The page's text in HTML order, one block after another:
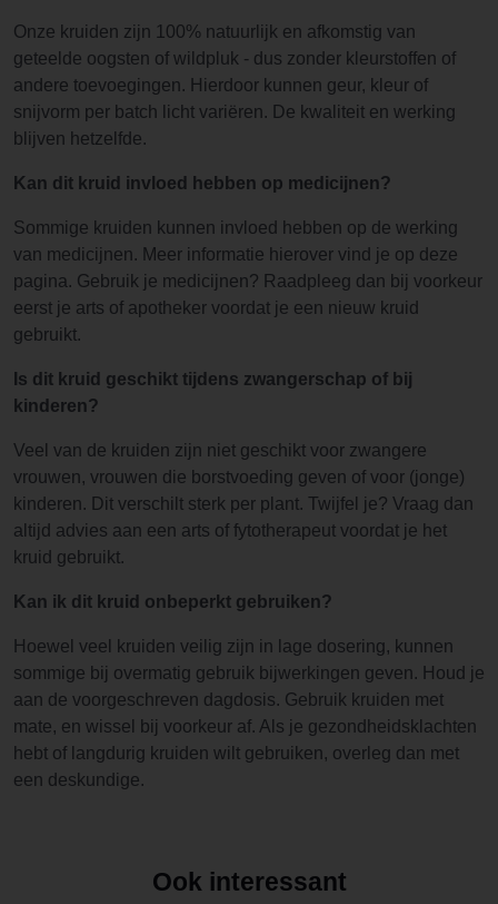
Onze kruiden zijn 100% natuurlijk en afkomstig van
geteelde oogsten of wildpluk - dus zonder kleurstoffen of
andere toevoegingen. Hierdoor kunnen geur, kleur of
snijvorm per batch licht variëren. De kwaliteit en werking
blijven hetzelfde.
Kan dit kruid invloed hebben op medicijnen?
Sommige kruiden kunnen invloed hebben op de werking
van medicijnen. Meer informatie hierover vind je op deze
pagina. Gebruik je medicijnen? Raadpleeg dan bij voorkeur
eerst je arts of apotheker voordat je een nieuw kruid
gebruikt.
Is dit kruid geschikt tijdens zwangerschap of bij
kinderen?
Veel van de kruiden zijn niet geschikt voor zwangere
vrouwen, vrouwen die borstvoeding geven of voor (jonge)
kinderen. Dit verschilt sterk per plant. Twijfel je? Vraag dan
altijd advies aan een arts of fytotherapeut voordat je het
kruid gebruikt.
Kan ik dit kruid onbeperkt gebruiken?
Hoewel veel kruiden veilig zijn in lage dosering, kunnen
sommige bij overmatig gebruik bijwerkingen geven. Houd je
aan de voorgeschreven dagdosis. Gebruik kruiden met
mate, en wissel bij voorkeur af. Als je gezondheidsklachten
hebt of langdurig kruiden wilt gebruiken, overleg dan met
een deskundige.
Ook interessant